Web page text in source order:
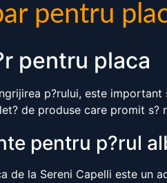
pentru
pentru placa
p?rului, este
de produse care promit
pentru p?rul
de la Sereni Capelli este un